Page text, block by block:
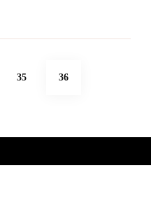
PÁGINA
35 PÁGINA
36